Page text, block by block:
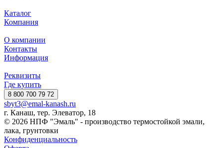
Каталог
Компания
О компании
Контакты
Информация
Реквизиты
Где купить
8 800 700 79 72
sbyt3@emal-kanash.ru
г. Канаш, тер. Элеватор, 18
© 2026 НПФ "Эмаль" - производство термостойкой эмали,
лака, грунтовки
Конфиденциальность